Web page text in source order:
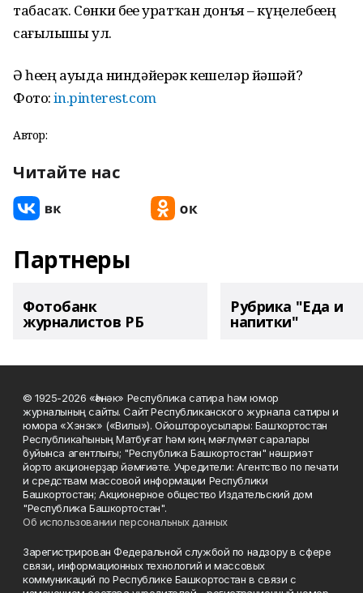
табасаҡ. Сөнки беҙҙе уратҡан донъя – күңелебеҙҙең
сағылышы ул.
Ә һеҙҙең ауыда ниндәйерәк кешеләр йәшәй?
Фото:in.pinterest.com
Автор:
Читайте нас
Партнеры
Фотобанк
журналистов РБ
Рубрика "Еда и
напитки"
© 1925-2026 «Һәнәк» Республика сатира һәм юмор
журналының сайты. Сайт Республиканского журнала сатиры и
юмора «Хэнэк» («Вилы»). Ойоштороусылары: Башҡортостан
Республикаһының Матбуғат һәм киң мәғлүмәт саралары
буйынса агентлығы; "Республика Башкортостан" нәшриәт
йорто акционерҙар йәмғиәте. Учредители: Агентство по печати
и средствам массовой информации Республики
Башкортостан; Акционерное общество Издательский дом
"Республика Башкортостан".
Об использовании персональных данных
Зарегистрирован Федеральной службой по надзору в сфере
связи, информационных технологий и массовых
коммуникаций по Республике Башкортостан в связи с